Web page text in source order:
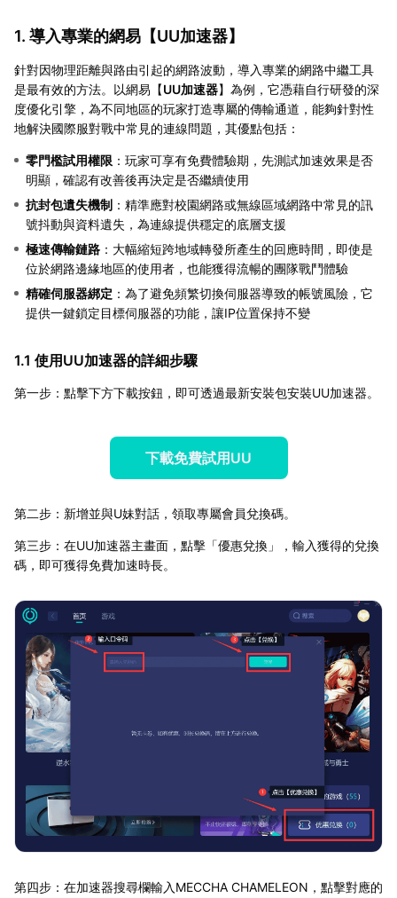
1. 導入專業的網易【UU加速器】
針對因物理距離與路由引起的網路波動，導入專業的網路中繼工具
是最有效的方法。以網易【UU加速器】為例，它憑藉自行研發的深
度優化引擎，為不同地區的玩家打造專屬的傳輸通道，能夠針對性
地解決國際服對戰中常見的連線問題，其優點包括：
零門檻試用權限 ：玩家可享有免費體驗期，先測試加速效果是否
明顯，確認有改善後再決定是否繼續使用
抗封包遺失機制 ：精準應對校園網路或無線區域網路中常見的訊
號抖動與資料遺失，為連線提供穩定的底層支援
極速傳輸鏈路 ：大幅縮短跨地域轉發所產生的回應時間，即使是
位於網路邊緣地區的使用者，也能獲得流暢的團隊戰鬥體驗
精確伺服器綁定 ：為了避免頻繁切換伺服器導致的帳號風險，它
提供一鍵鎖定目標伺服器的功能，讓IP位置保持不變
1.1 使用UU加速器的詳細步驟
第一步：點擊下方下載按鈕，即可透過最新安裝包安裝UU加速器。
下載免費試用UU
第二步：新增並與U妹對話，領取專屬會員兌換碼。
第三步：在UU加速器主畫面，點擊「優惠兌換」，輸入獲得的兌換
碼，即可獲得免費加速時長。
第四步：在加速器搜尋欄輸入MECCHA CHAMELEON，點擊對應的